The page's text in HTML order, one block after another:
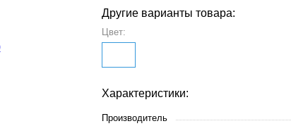
Другие варианты товара:
Цвет:
Характеристики:
Производитель